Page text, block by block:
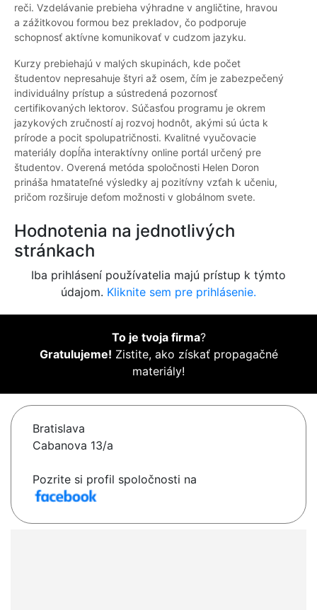
reči. Vzdelávanie prebieha výhradne v angličtine, hravou
a zážitkovou formou bez prekladov, čo podporuje
schopnosť aktívne komunikovať v cudzom jazyku.
Kurzy prebiehajú v malých skupinách, kde počet
študentov nepresahuje štyri až osem, čím je zabezpečený
individuálny prístup a sústredená pozornosť
certifikovaných lektorov. Súčasťou programu je okrem
jazykových zručností aj rozvoj hodnôt, akými sú úcta k
prírode a pocit spolupatričnosti. Kvalitné vyučovacie
materiály dopĺňa interaktívny online portál určený pre
študentov. Overená metóda spoločnosti Helen Doron
prináša hmatateľné výsledky aj pozitívny vzťah k učeniu,
pričom rozširuje deťom možnosti v globálnom svete.
Hodnotenia na jednotlivých
stránkach
Iba prihlásení používatelia majú prístup k týmto
údajom. Kliknite sem pre prihlásenie.
To je tvoja firma?
Gratulujeme! Zistite, ako získať propagačné
materiály!
Bratislava
Cabanova 13/a
Pozrite si profil spoločnosti na